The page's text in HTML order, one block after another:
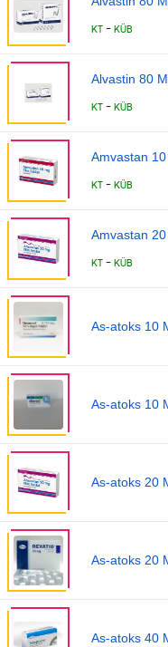
KT - KÜB
Alvastin 80
KT - KÜB
Amvastan
KT - KÜB
Amvastan
KT - KÜB
As-atoks 10
As-atoks 10
As-atoks 20
As-atoks 20
As-atoks 40